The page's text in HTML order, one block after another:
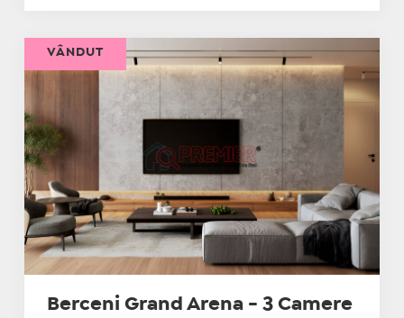
Berceni Grand Arena - 3 Camere
VÂNDUT